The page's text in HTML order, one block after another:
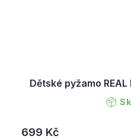
Dětské pyžamo
699 Kč